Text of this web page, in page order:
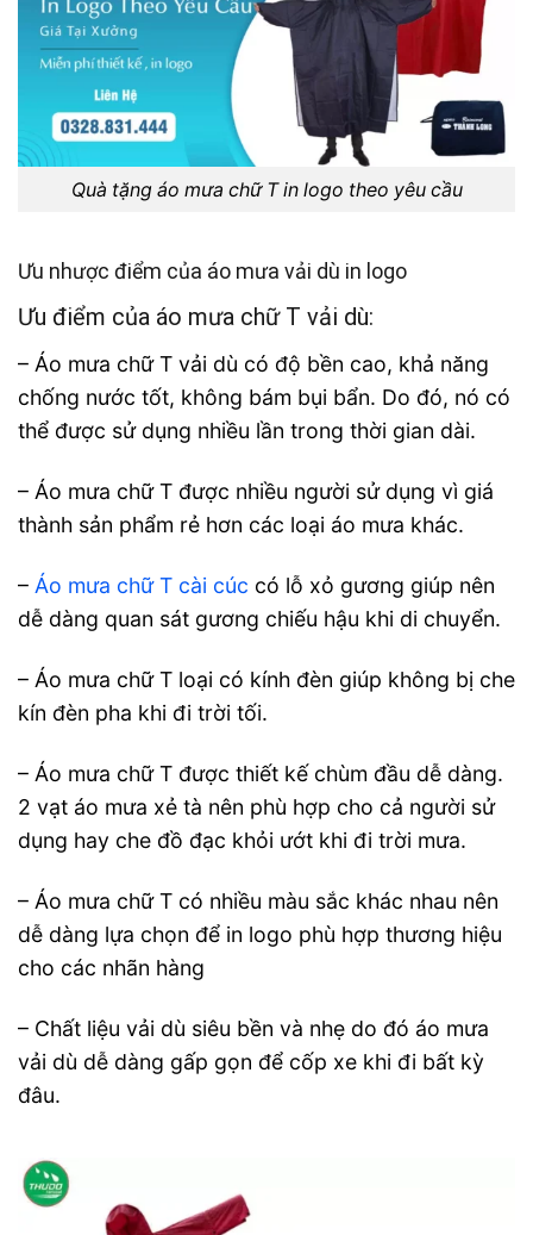
Quà tặng áo mưa chữ T in logo theo yêu cầu
Ưu nhược điểm của áo mưa vải dù in logo
Ưu điểm của áo mưa chữ T vải dù:
– Áo mưa chữ T vải dù có độ bền cao, khả năng
chống nước tốt, không bám bụi bẩn. Do đó, nó có
thể được sử dụng nhiều lần trong thời gian dài.
– Áo mưa chữ T được nhiều người sử dụng vì giá
thành sản phẩm rẻ hơn các loại áo mưa khác.
– Áo mưa chữ T cài cúc có lỗ xỏ gương giúp nên
dễ dàng quan sát gương chiếu hậu khi di chuyển.
– Áo mưa chữ T loại có kính đèn giúp không bị che
kín đèn pha khi đi trời tối.
– Áo mưa chữ T được thiết kế chùm đầu dễ dàng.
2 vạt áo mưa xẻ tà nên phù hợp cho cả người sử
dụng hay che đồ đạc khỏi ướt khi đi trời mưa.
– Áo mưa chữ T có nhiều màu sắc khác nhau nên
dễ dàng lựa chọn để in logo phù hợp thương hiệu
cho các nhãn hàng
– Chất liệu vải dù siêu bền và nhẹ do đó áo mưa
vải dù dễ dàng gấp gọn để cốp xe khi đi bất kỳ
đâu.